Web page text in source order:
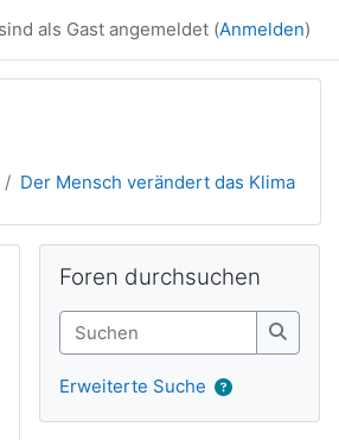
als Gast angemeldet (Anmelden)
Der Mensch verändert das Klima
Foren durchsuchen
Suchen
Erweiterte Suche